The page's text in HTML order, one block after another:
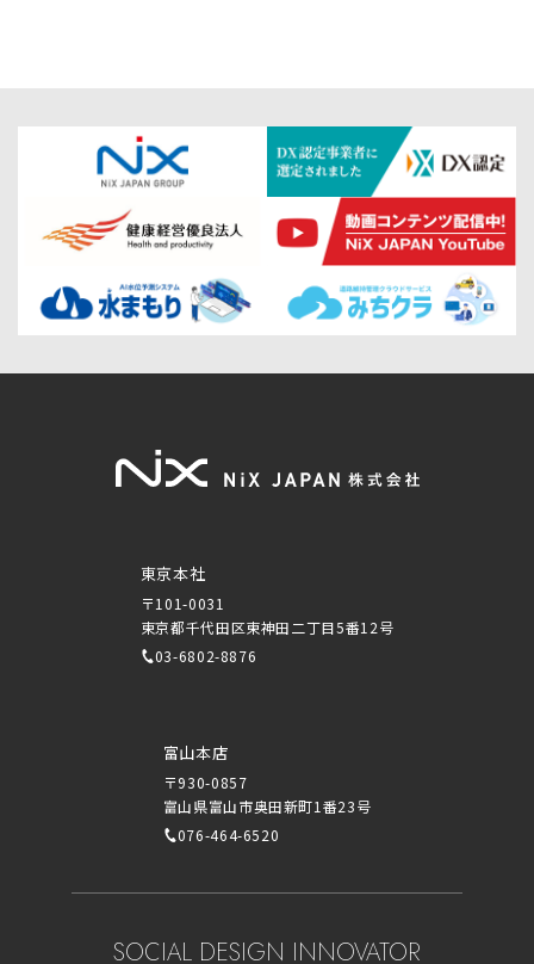
東京本社
〒101-0031
東京都千代田区東神田二丁目5番12号
03-6802-8876
富山本店
〒930-0857
富山県富山市奥田新町1番23号
076-464-6520
SOCIAL DESIGN INNOVATOR